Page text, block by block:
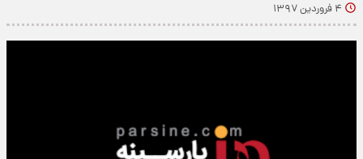
۴ فروردین ۱۳۹۷